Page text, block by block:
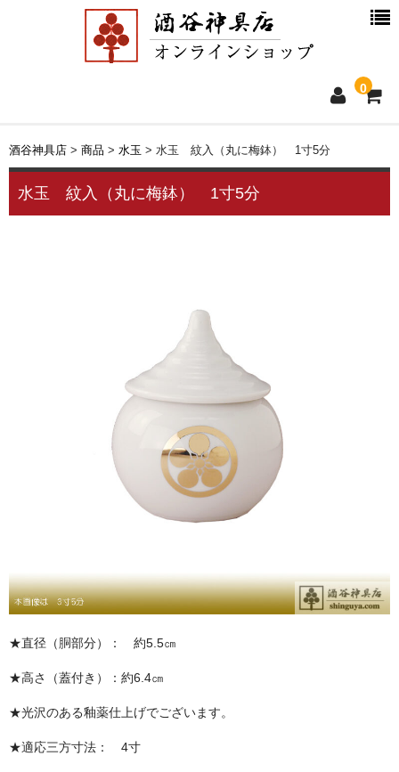
0
ホーム
新着情報
別注品について
ユーザーログイン
酒谷神具店 > 商品 > 水玉 > 水玉 紋入（丸に梅鉢） 1寸5分
水玉 紋入（丸に梅鉢） 1寸5分
★直径（胴部分）： 約5.5㎝
★高さ（蓋付き）：約6.4㎝
★光沢のある釉薬仕上げでございます。
★適応三方寸法： 4寸